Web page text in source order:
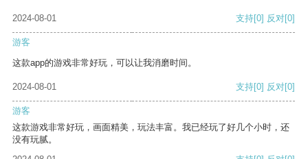
2024-08-01 支持[0] 反对[0]
游客
这款app的游戏非常好玩，可以让我消磨时间。
2024-08-01 支持[0] 反对[0]
游客
这款游戏非常好玩，画面精美，玩法丰富。我已经玩了好几个小时，还
没有玩腻。